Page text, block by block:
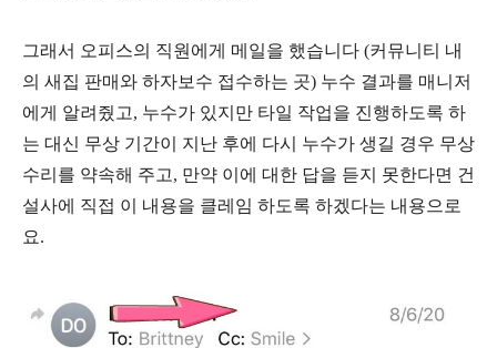
그래서 오피스의 직원에게 메일을 했습니다 (커뮤니티 내
의 새집 판매와 하자보수 접수하는 곳) 누수 결과를 매니저
에게 알려줬고, 누수가 있지만 타일 작업을 진행하도록 하
는 대신 무상 기간이 지난 후에 다시 누수가 생길 경우 무상
수리를 약속해 주고, 만약 이에 대한 답을 듣지 못한다면 건
설사에 직접 이 내용을 클레임 하도록 하겠다는 내용으로
요.